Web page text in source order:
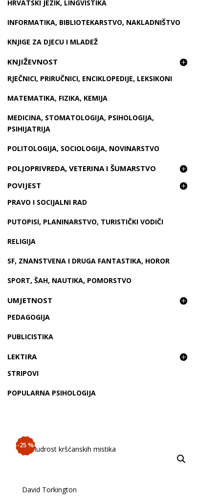
HRVATSKI JEZIK, LINGVISTIKA
INFORMATIKA, BIBLIOTEKARSTVO, NAKLADNIŠTVO
KNJIGE ZA DJECU I MLADEŽ
KNJIŽEVNOST
RJEČNICI, PRIRUČNICI, ENCIKLOPEDIJE, LEKSIKONI
MATEMATIKA, FIZIKA, KEMIJA
MEDICINA, STOMATOLOGIJA, PSIHOLOGIJA,
PSIHIJATRIJA
POLITOLOGIJA, SOCIOLOGIJA, NOVINARSTVO
POLJOPRIVREDA, VETERINA I ŠUMARSTVO
POVIJEST
PRAVO I SOCIJALNI RAD
PUTOPISI, PLANINARSTVO, TURISTIČKI VODIČI
RELIGIJA
SF, ZNANSTVENA I DRUGA FANTASTIKA, HOROR
SPORT, ŠAH, NAUTIKA, POMORSTVO
UMJETNOST
PEDAGOGIJA
PUBLICISTIKA
LEKTIRA
STRIPOVI
POPULARNA PSIHOLOGIJA
-25 %
David Torkington